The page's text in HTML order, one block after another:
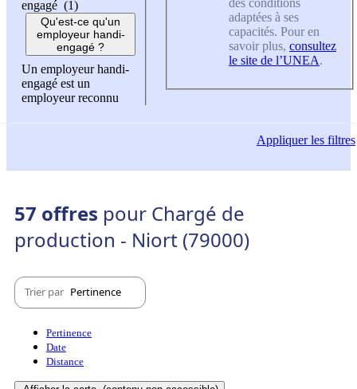
engagé (1)
Qu'est-ce qu'un
employeur handi-
engagé ?
Un employeur handi-
engagé est un
employeur reconnu
adaptées à ses
capacités. Pour en
savoir plus, consultez
le site de l’UNEA.
Appliquerles filtres
57 offres pour Chargé de
production - Niort (79000)
Trier par Pertinence
Pertinence
Date
Distance